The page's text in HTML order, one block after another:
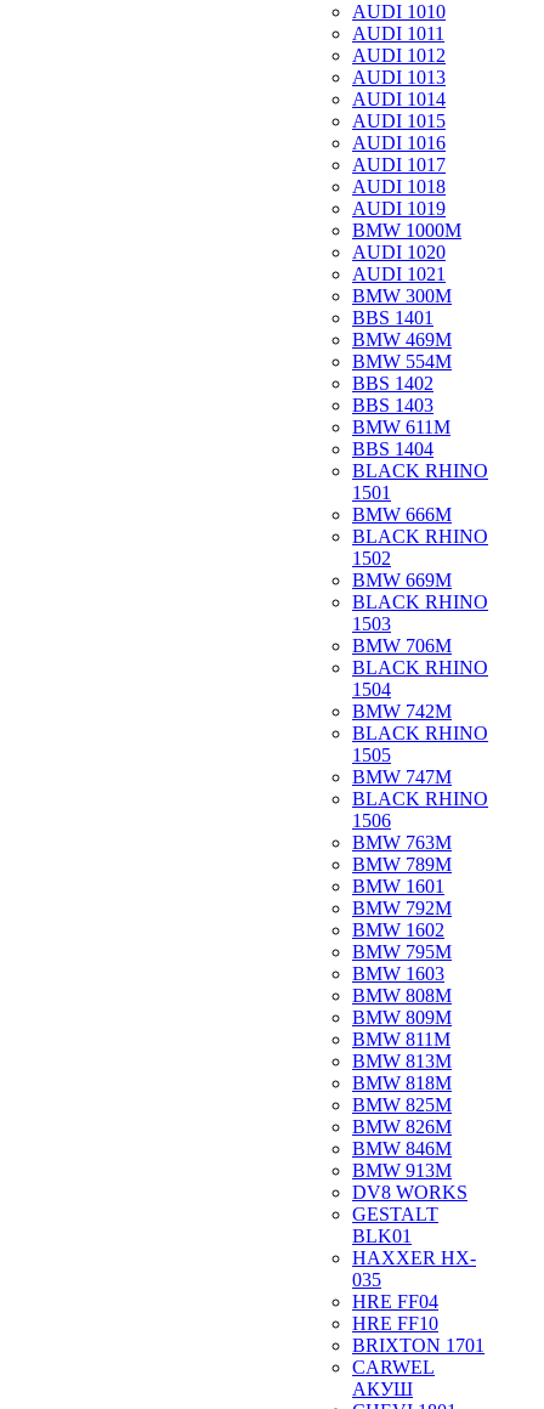
AUDI 1010
AUDI 1011
AUDI 1012
AUDI 1013
AUDI 1014
AUDI 1015
AUDI 1016
AUDI 1017
AUDI 1018
AUDI 1019
BMW 1000M
AUDI 1020
AUDI 1021
BMW 300M
BBS 1401
BMW 469M
BMW 554M
BBS 1402
BBS 1403
BMW 611M
BBS 1404
BLACK RHINO
1501
BMW 666M
BLACK RHINO
1502
BMW 669M
BLACK RHINO
1503
BMW 706M
BLACK RHINO
1504
BMW 742M
BLACK RHINO
1505
BMW 747M
BLACK RHINO
1506
BMW 763M
BMW 789M
BMW 1601
BMW 792M
BMW 1602
BMW 795M
BMW 1603
BMW 808M
BMW 809M
BMW 811M
BMW 813M
BMW 818M
BMW 825M
BMW 826M
BMW 846M
BMW 913M
DV8 WORKS
GESTALT
BLK01
HAXXER HX-
035
HRE FF04
HRE FF10
BRIXTON 1701
CARWEL
АКУШ